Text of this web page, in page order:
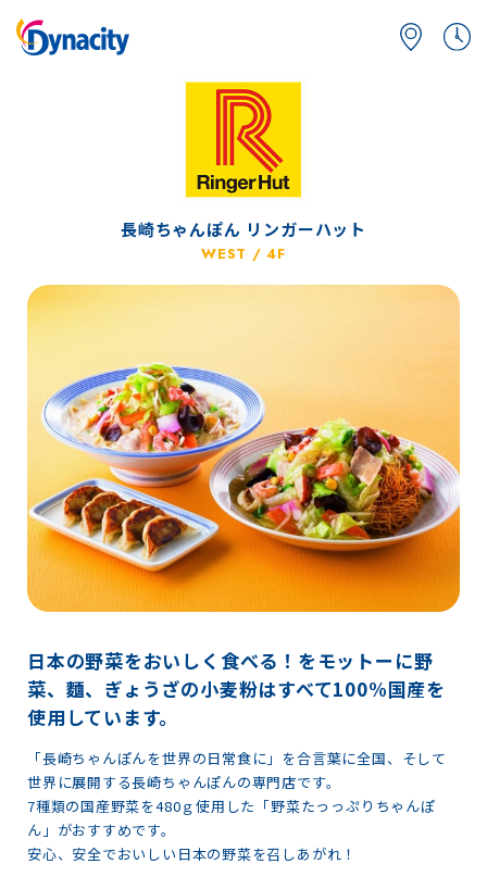
長崎ちゃんぽん リンガーハット
WEST / 4F
日本の野菜をおいしく食べる！をモットーに野
菜、麵、ぎょうざの小麦粉はすべて100%国産を
使用しています。
「長崎ちゃんぽんを世界の日常食に」を合言葉に全国、そして
世界に展開する長崎ちゃんぽんの専門店です。
7種類の国産野菜を480ｇ使用した「野菜たっっぷりちゃんぽ
ん」がおすすめです。
安心、安全でおいしい日本の野菜を召しあがれ！